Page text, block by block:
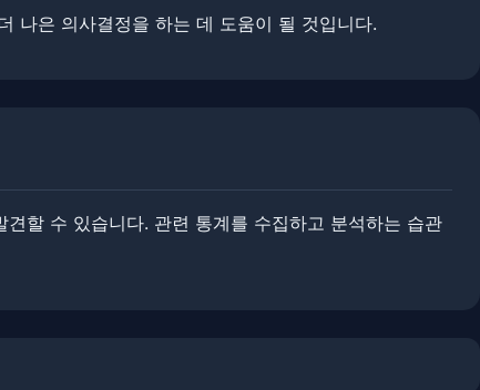
나은 의사결정을 하는 데 도움이 될 것입니다.
할 수 있습니다. 관련 통계를 수집하고 분석하는 습관